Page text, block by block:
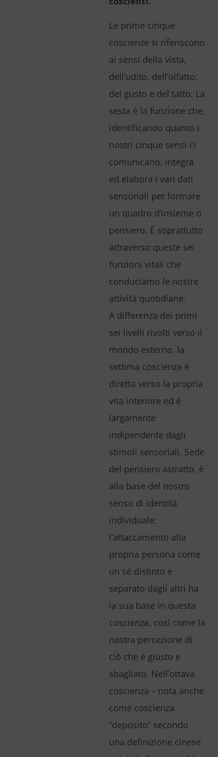
Le prime cinque
coscienze si riferiscono
ai sensi della vista,
dell’udito, dell’olfatto,
del gusto e del tatto. La
sesta è la funzione che,
identificando quanto i
nostri cinque sensi ci
comunicano, integra
ed elabora i vari dati
sensoriali per formare
un quadro d’insieme o
pensiero. È soprattutto
attraverso queste sei
funzioni vitali che
conduciamo le nostre
attività quotidiane.
A differenza dei primi
sei livelli rivolti verso il
mondo esterno, la
settima coscienza è
diretta verso la propria
vita interiore ed è
largamente
indipendente dagli
stimoli sensoriali. Sede
del pensiero astratto, è
alla base del nostro
senso di identità
individuale:
l’attaccamento alla
propria persona come
un sé distinto e
separato dagli altri ha
la sua base in questa
coscienza, così come la
nostra percezione di
ciò che è giusto e
sbagliato. Nell’ottava
coscienza – nota anche
come coscienza
“deposito” secondo
una definizione cinese